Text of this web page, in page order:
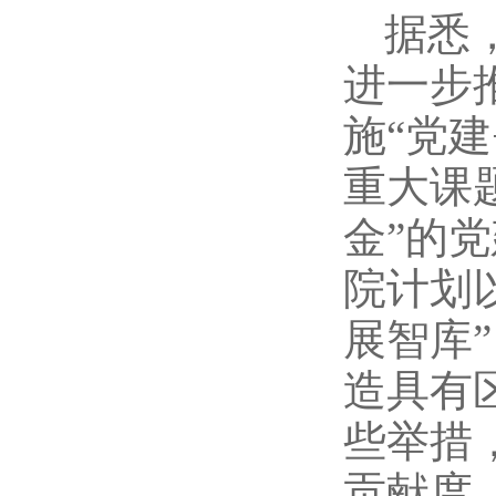
据悉
进一步
施“党
重大课
金”的
院计划
展智库
造具有
些举措